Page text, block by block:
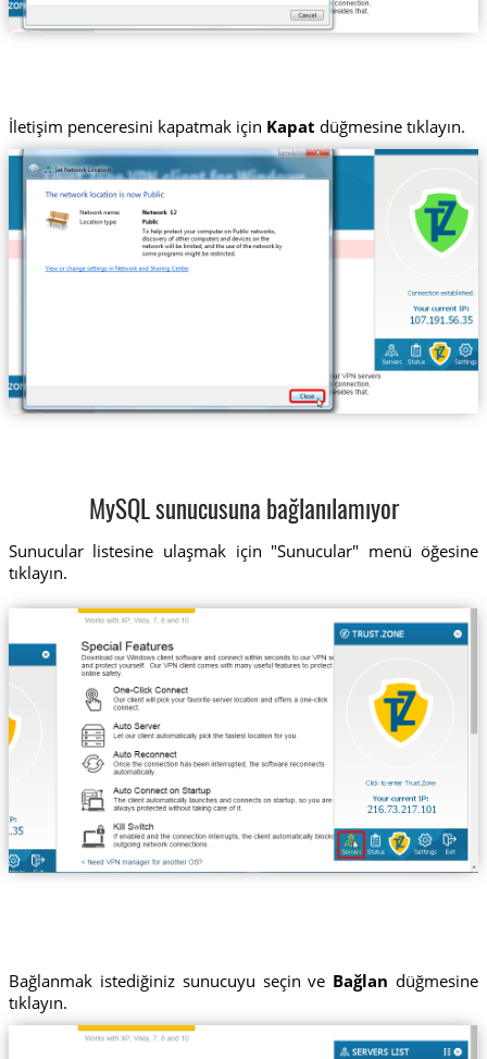
İletişim penceresini kapatmak için Kapat düğmesine tıklayın.
MySQL sunucusuna bağlanılamıyor
Sunucular listesine ulaşmak için "Sunucular" menü öğesine
tıklayın.
216.73.217.101
Bağlanmak istediğiniz sunucuyu seçin ve Bağlan düğmesine
tıklayın.